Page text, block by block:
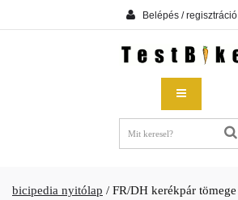
Belépés / regisztráció
bicipedia nyitólap / FR/DH kerékpár tömege